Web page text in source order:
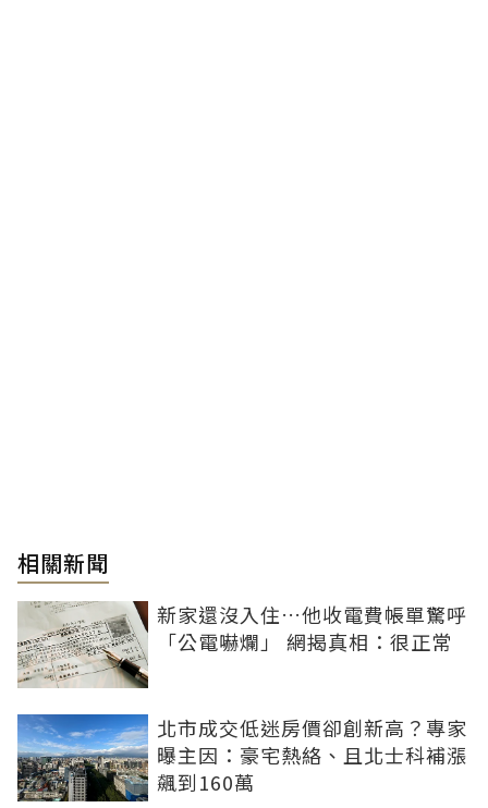
相關新聞
新家還沒入住…他收電費帳單驚呼
「公電嚇爛」 網揭真相：很正常
北市成交低迷房價卻創新高？專家
曝主因：豪宅熱絡、且北士科補漲
飆到160萬